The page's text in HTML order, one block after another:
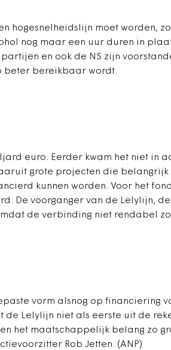
hogesnelheidslijn moet worden,
nog maar een uur duren in
en ook de NS zijn
beter bereikbaar wordt.
euro. Eerder kwam het niet in
grote projecten die belangrijk
kunnen worden. Voor het
De voorganger van de Lelylijn, de
de verbinding niet rendabel
vorm alsnog op financiering
de Lelylijn niet als eerste uit de
het maatschappelijk belang zo
Rob Jetten. (ANP)